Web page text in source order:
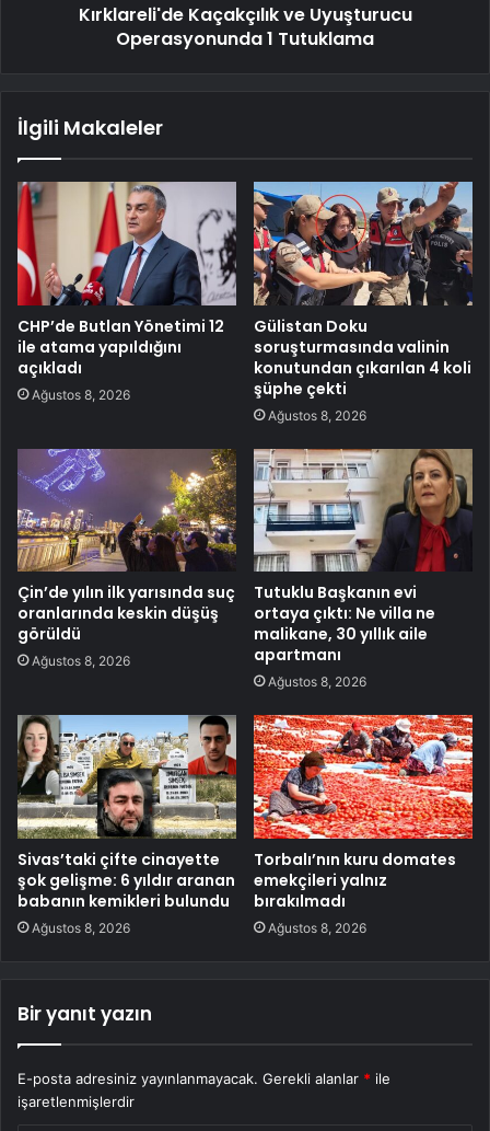
Kırklareli'de Kaçakçılık ve Uyuşturucu
Operasyonunda 1 Tutuklama
İlgili Makaleler
CHP’de Butlan Yönetimi 12
ile atama yapıldığını
açıkladı
Ağustos 8, 2026
Gülistan Doku
soruşturmasında valinin
konutundan çıkarılan 4 koli
şüphe çekti
Ağustos 8, 2026
Çin’de yılın ilk yarısında suç
oranlarında keskin düşüş
görüldü
Ağustos 8, 2026
Tutuklu Başkanın evi
ortaya çıktı: Ne villa ne
malikane, 30 yıllık aile
apartmanı
Ağustos 8, 2026
Sivas’taki çifte cinayette
şok gelişme: 6 yıldır aranan
babanın kemikleri bulundu
Ağustos 8, 2026
Torbalı’nın kuru domates
emekçileri yalnız
bırakılmadı
Ağustos 8, 2026
Bir yanıt yazın
E-posta adresiniz yayınlanmayacak. Gerekli alanlar * ile
işaretlenmişlerdir